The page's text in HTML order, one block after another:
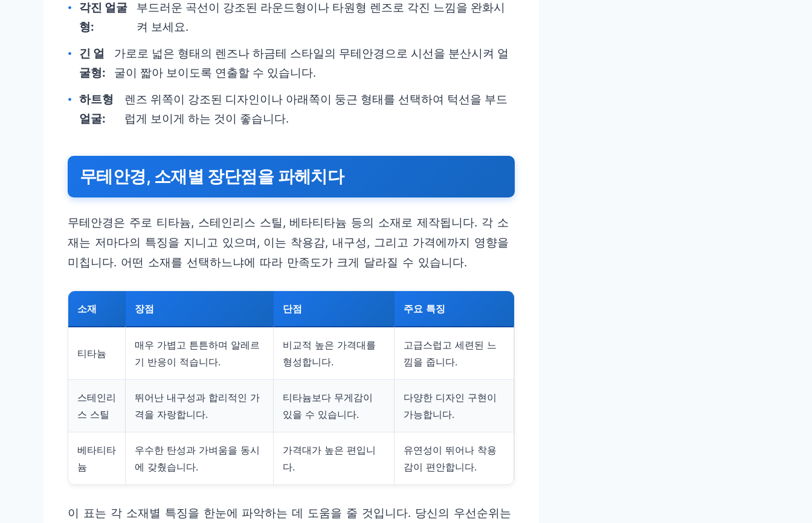
각진 얼굴
형:
부드러운 곡선이 강조된 라운드형이나 타원형 렌즈로 각진 느낌을 완화시
켜 보세요.
긴 얼
굴형:
가로로 넓은 형태의 렌즈나 하금테 스타일의 무테안경으로 시선을 분산시켜 얼
굴이 짧아 보이도록 연출할 수 있습니다.
하트형
얼굴:
렌즈 위쪽이 강조된 디자인이나 아래쪽이 둥근 형태를 선택하여 턱선을 부드
럽게 보이게 하는 것이 좋습니다.
무테안경, 소재별 장단점을 파헤치다
무테안경은 주로 티타늄, 스테인리스 스틸, 베타티타늄 등의 소재로 제작됩니다. 각 소
재는 저마다의 특징을 지니고 있으며, 이는 착용감, 내구성, 그리고 가격에까지 영향을
미칩니다. 어떤 소재를 선택하느냐에 따라 만족도가 크게 달라질 수 있습니다.
소재 장점 단점 주요 특징
티타늄
매우 가볍고 튼튼하며 알레르
기 반응이 적습니다.
비교적 높은 가격대를
형성합니다.
고급스럽고 세련된 느
낌을 줍니다.
스테인리
스 스틸
뛰어난 내구성과 합리적인 가
격을 자랑합니다.
티타늄보다 무게감이
있을 수 있습니다.
다양한 디자인 구현이
가능합니다.
베타티타
늄
우수한 탄성과 가벼움을 동시
에 갖췄습니다.
가격대가 높은 편입니
다.
유연성이 뛰어나 착용
감이 편안합니다.
이 표는 각 소재별 특징을 한눈에 파악하는 데 도움을 줄 것입니다. 당신의 우선순위는